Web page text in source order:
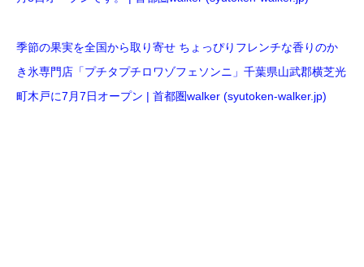
季節の果実を全国から取り寄せ ちょっぴりフレンチな香りのか
き氷専門店「プチタプチロワゾフェソンニ」千葉県山武郡横芝光
町木戸に7月7日オープン | 首都圏walker (syutoken-walker.jp)